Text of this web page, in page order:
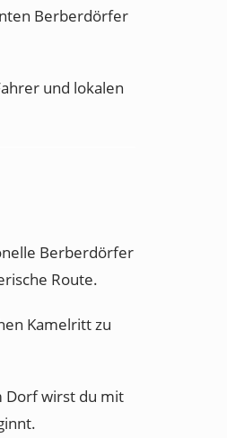
Berberdörfer
und lokalen
Berberdörfer
Route.
Kamelritt zu
Dorf wirst du mit